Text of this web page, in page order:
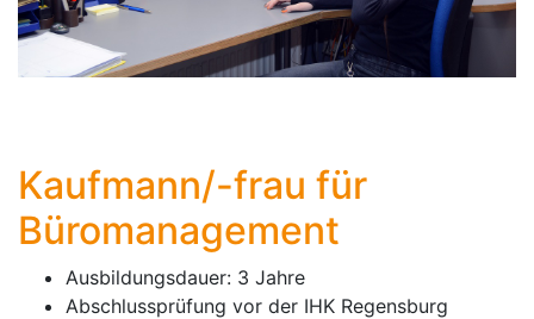
Kaufmann/-frau für
Büromanagement
Ausbildungsdauer: 3 Jahre
Abschlussprüfung vor der IHK Regensburg